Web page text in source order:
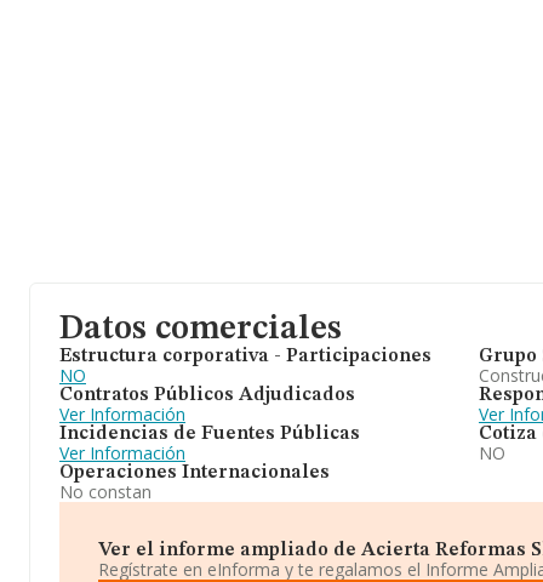
Datos comerciales
Estructura corporativa - Participaciones
NO
Contratos Públicos Adjudicados
Ver Información
Incidencias de Fuentes Públicas
Ver Información
Operaciones Internacionales
No constan
Grupo
Ver
Cotiza
NO
Ver el informe ampliado de Acierta Reformas
Regístrate en eInforma y te regalamos el Informe